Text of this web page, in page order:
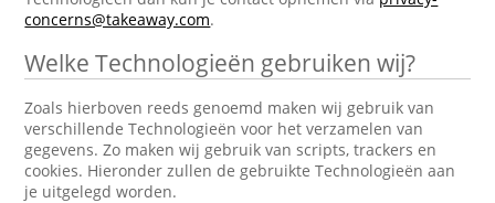
concerns@takeaway.com.
Welke Technologieën gebruiken wij?
Zoals hierboven reeds genoemd maken wij gebruik van
verschillende Technologieën voor het verzamelen van
gegevens. Zo maken wij gebruik van scripts, trackers en
cookies. Hieronder zullen de gebruikte Technologieën aan
je uitgelegd worden.